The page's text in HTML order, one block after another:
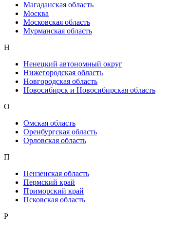
Магаданская область
Москва
Московская область
Мурманская область
Н
Ненецкий автономный округ
Нижегородская область
Новгородская область
Новосибирск и Новосибирская область
О
Омская область
Оренбургская область
Орловская область
П
Пензенская область
Пермский край
Приморский край
Псковская область
Р